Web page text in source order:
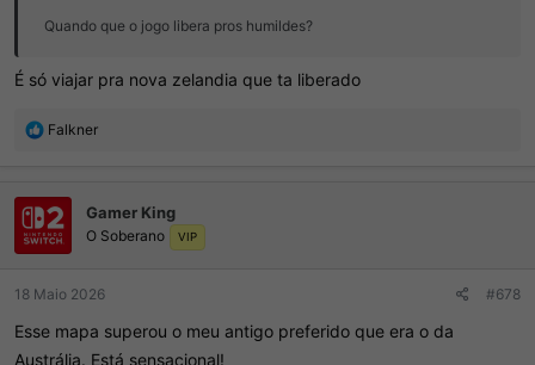
Quando que o jogo libera pros humildes?
É só viajar pra nova zelandia que ta liberado
R
ç
õ
e
s
Falkner
Gamer King
O Soberano VIP
18 Maio 2026 #678
Esse mapa superou o meu antigo preferido que era o da
Austrália. Está sensacional!